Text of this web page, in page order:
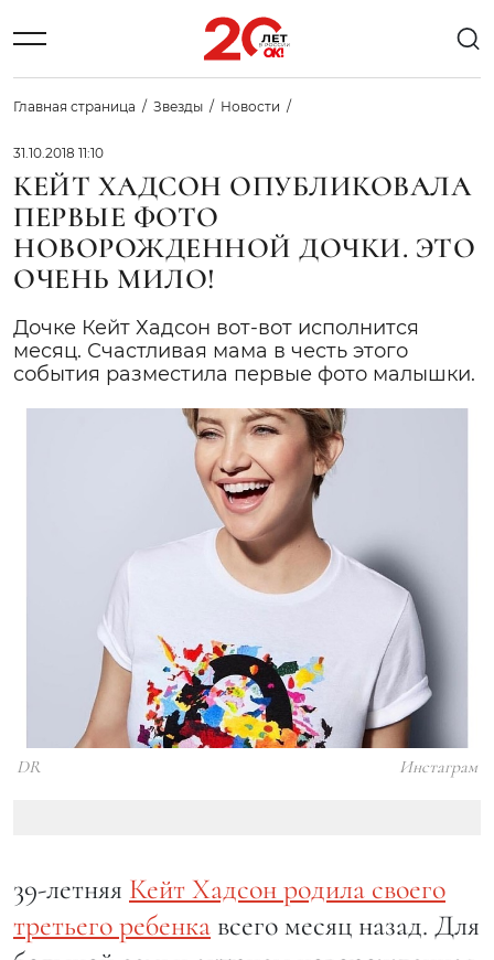
Главная страница Звезды Новости
31.10.2018 11:10
КЕЙТ ХАДСОН ОПУБЛИКОВАЛА
ПЕРВЫЕ ФОТО
НОВОРОЖДЕННОЙ ДОЧКИ. ЭТО
ОЧЕНЬ МИЛО!
Дочке Кейт Хадсон вот-вот исполнится
месяц. Счастливая мама в честь этого
события разместила первые фото малышки.
DR Инстаграм
39-летняя Кейт Хадсон родила своего
третьего ребенка всего месяц назад. Для